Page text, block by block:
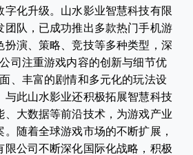
字化升级。山水影业智慧科技有限
团队，已成功推出多款热门手机游
扮演、策略、竞技等多种类型，深
司注重游戏内容的创新与细节优
、丰富的剧情和多元化的玩法设
与此山水影业还积极拓展智慧科技
、大数据等前沿技术，为游戏产业
随着全球游戏市场的不断扩展，
限公司不断深化国际化战略，积极